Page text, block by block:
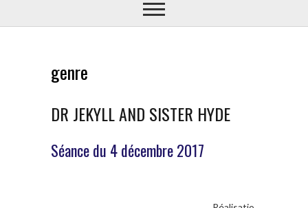
genre
DR JEKYLL AND SISTER HYDE
Séance du 4 décembre 2017